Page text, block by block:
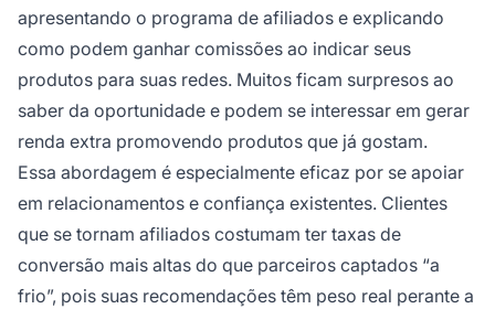
apresentando o programa de afiliados e explicando
como podem ganhar comissões ao indicar seus
produtos para suas redes. Muitos ficam surpresos ao
saber da oportunidade e podem se interessar em gerar
renda extra promovendo produtos que já gostam.
Essa abordagem é especialmente eficaz por se apoiar
em relacionamentos e confiança existentes. Clientes
que se tornam afiliados costumam ter taxas de
conversão mais altas do que parceiros captados “a
frio”, pois suas recomendações têm peso real perante a